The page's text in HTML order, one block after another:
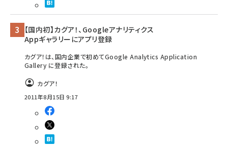
【国内初】カグア！、Googleアナリティクス
Appギャラリーにアプリ登録
カグア！は、国内企業で初めてGoogle Analytics Application
Gallery に登録された。
カグア！
2011年8月15日 9:17